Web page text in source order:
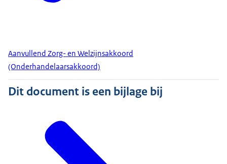
Aanvullend Zorg- en Welzijnsakkoord
(Onderhandelaarsakkoord)
Dit document is een bijlage bij